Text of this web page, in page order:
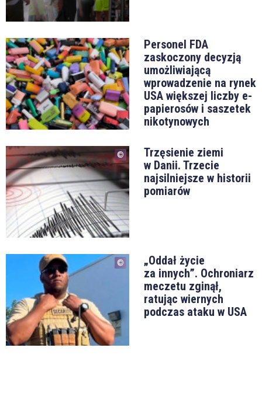
Personel FDA
zaskoczony decyzją
umożliwiającą
wprowadzenie na rynek
USA większej liczby e-
papierosów i saszetek
nikotynowych
Trzęsienie ziemi
w Danii. Trzecie
najsilniejsze w historii
pomiarów
„Oddał życie
za innych”. Ochroniarz
meczetu zginął,
ratując wiernych
podczas ataku w USA